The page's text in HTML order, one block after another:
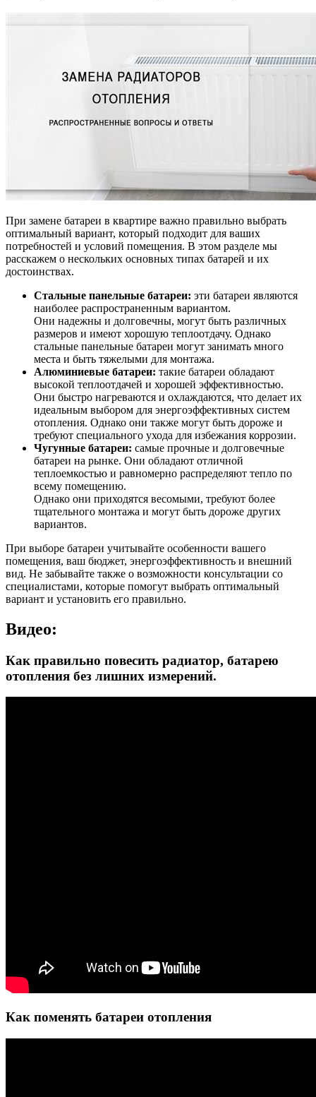
При замене батареи в квартире важно правильно выбрать
оптимальный вариант, который подходит для ваших
потребностей и условий помещения. В этом разделе мы
расскажем о нескольких основных типах батарей и их
достоинствах.
Стальные панельные батареи: эти батареи являются
наиболее распространенным вариантом.
Они надежны и долговечны, могут быть различных
размеров и имеют хорошую теплоотдачу. Однако
стальные панельные батареи могут занимать много
места и быть тяжелыми для монтажа.
Алюминиевые батареи: такие батареи обладают
высокой теплоотдачей и хорошей эффективностью.
Они быстро нагреваются и охлаждаются, что делает их
идеальным выбором для энергоэффективных систем
отопления. Однако они также могут быть дороже и
требуют специального ухода для избежания коррозии.
Чугунные батареи: самые прочные и долговечные
батареи на рынке. Они обладают отличной
теплоемкостью и равномерно распределяют тепло по
всему помещению.
Однако они приходятся весомыми, требуют более
тщательного монтажа и могут быть дороже других
вариантов.
При выборе батареи учитывайте особенности вашего
помещения, ваш бюджет, энергоэффективность и внешний
вид. Не забывайте также о возможности консультации со
специалистами, которые помогут выбрать оптимальный
вариант и установить его правильно.
Видео:
Как правильно повесить радиатор, батарею
отопления без лишних измерений.
Как поменять батареи отопления